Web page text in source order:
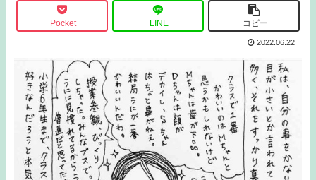
Pocket LINE コピー
2022.06.22